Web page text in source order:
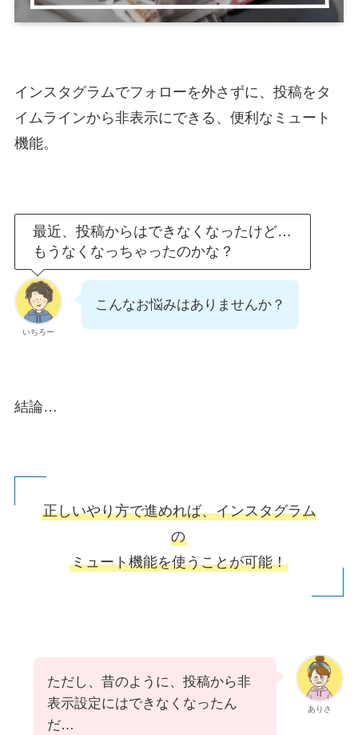
インスタグラムでフォローを外さずに、投稿をタ
イムラインから非表示にできる、便利なミュート
機能。
最近、投稿からはできなくなったけど…
もうなくなっちゃったのかな？
いちろー
こんなお悩みはありませんか？
結論…
正しいやり方で進めれば、インスタグラム
の
ミュート機能を使うことが可能！
ありさ
ただし、昔のように、投稿から非
表示設定にはできなくなったん
だ…